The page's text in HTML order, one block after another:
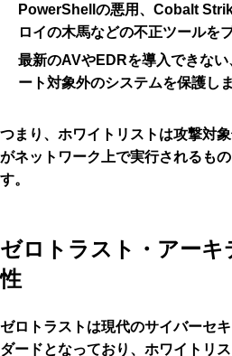
PowerShellの悪用、Cobalt
ロイの木馬などの不正ツールを
最新のAVやEDRを導入できない
ート対象外のシステムを保護し
つまり、ホワイトリストは攻撃対
がネットワーク上で実行されるも
す。
ゼロトラスト・アー
性
ゼロトラストは現代のサイバーセ
ダードとなっており、ホワイトリ